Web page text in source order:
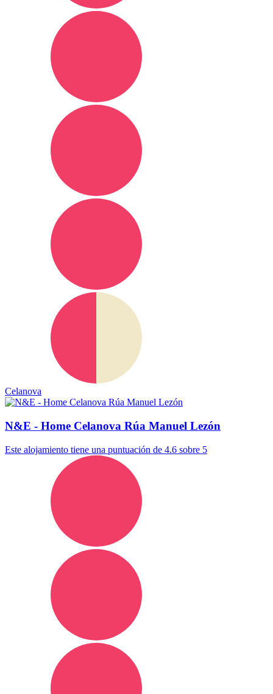
Celanova
N&E - Home Celanova Rúa Manuel Lezón
Este alojamiento tiene una puntuación de 4.6 sobre 5